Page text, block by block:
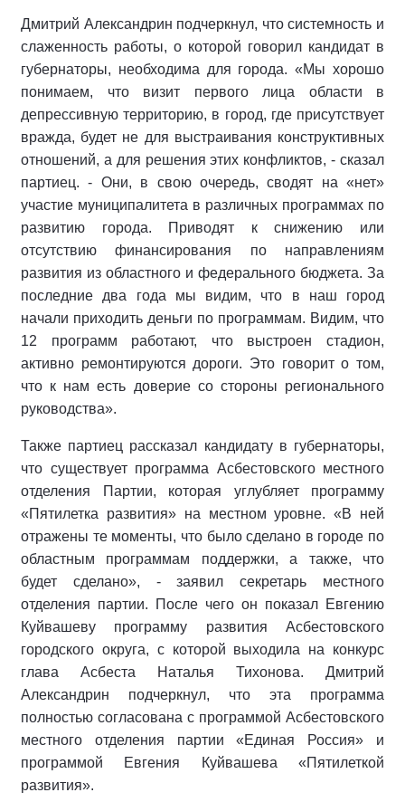
Дмитрий Александрин подчеркнул, что системность и
слаженность работы, о которой говорил кандидат в
губернаторы, необходима для города. «Мы хорошо
понимаем, что визит первого лица области в
депрессивную территорию, в город, где присутствует
вражда, будет не для выстраивания конструктивных
отношений, а для решения этих конфликтов, - сказал
партиец. - Они, в свою очередь, сводят на «нет»
участие муниципалитета в различных программах по
развитию города. Приводят к снижению или
отсутствию финансирования по направлениям
развития из областного и федерального бюджета. За
последние два года мы видим, что в наш город
начали приходить деньги по программам. Видим, что
12 программ работают, что выстроен стадион,
активно ремонтируются дороги. Это говорит о том,
что к нам есть доверие со стороны регионального
руководства».
Также партиец рассказал кандидату в губернаторы,
что существует программа Асбестовского местного
отделения Партии, которая углубляет программу
«Пятилетка развития» на местном уровне. «В ней
отражены те моменты, что было сделано в городе по
областным программам поддержки, а также, что
будет сделано», - заявил секретарь местного
отделения партии. После чего он показал Евгению
Куйвашеву программу развития Асбестовского
городского округа, с которой выходила на конкурс
глава Асбеста Наталья Тихонова. Дмитрий
Александрин подчеркнул, что эта программа
полностью согласована с программой Асбестовского
местного отделения партии «Единая Россия» и
программой Евгения Куйвашева «Пятилеткой
развития».